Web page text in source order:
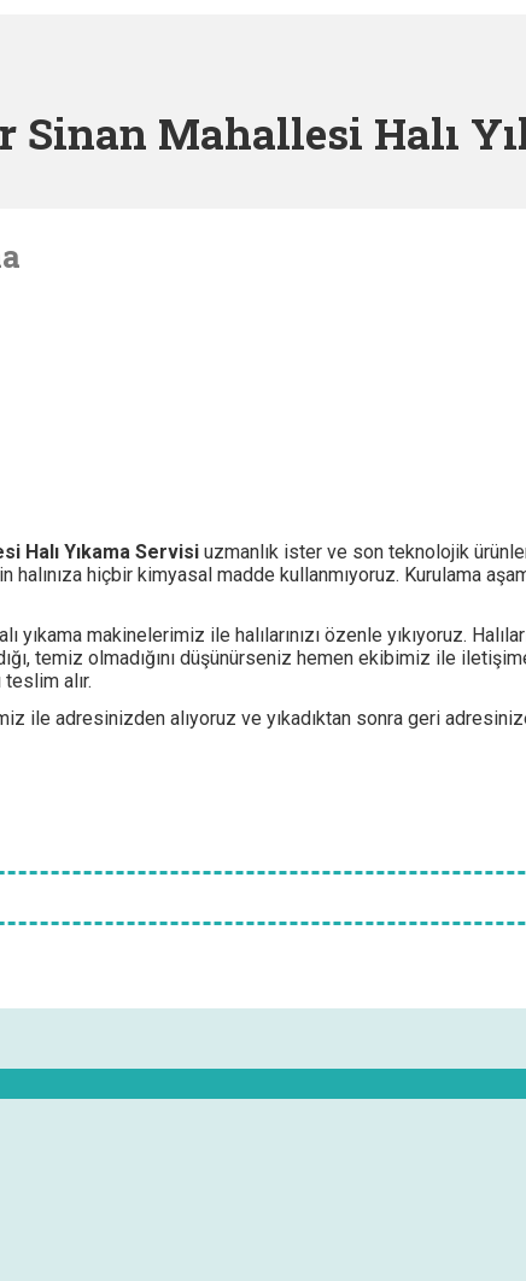
Sinan Mahallesi Halı
Halı Yıkama Servisi uzmanlık ister ve son teknolojik
hiçbir kimyasal madde kullanmıyoruz. Kurulama
yıkama makinelerimiz ile halılarınızı özenle yıkıyoruz.
temiz olmadığını düşünürseniz hemen ekibimiz ile
alır.
ile adresinizden alıyoruz ve yıkadıktan sonra geri